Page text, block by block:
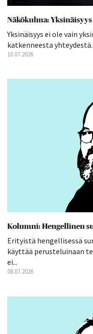
Näkökulma:
Yksinäisyys ei ole vain
katkenneesta
10.07.2026
Kolumni: Hengellinen
Erityistä hengellisessä
käyttää perusteluinaan
ei...
08.07.2026